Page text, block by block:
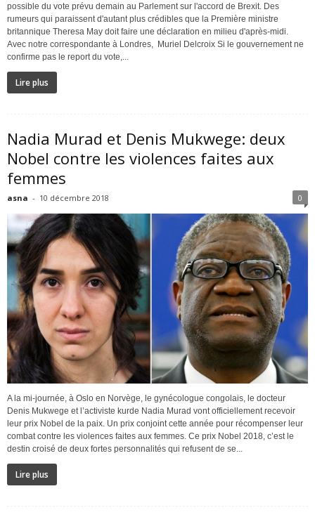
possible du vote prévu demain au Parlement sur l'accord de Brexit. Des
rumeurs qui paraissent d'autant plus crédibles que la Première ministre
britannique Theresa May doit faire une déclaration en milieu d'après-midi.
Avec notre correspondante à Londres, Muriel Delcroix Si le gouvernement ne
confirme pas le report du vote,...
Lire plus
Nadia Murad et Denis Mukwege: deux
Nobel contre les violences faites aux
femmes
asna - 10 décembre 2018 0
A la mi-journée, à Oslo en Norvège, le gynécologue congolais, le docteur
Denis Mukwege et l’activiste kurde Nadia Murad vont officiellement recevoir
leur prix Nobel de la paix. Un prix conjoint cette année pour récompenser leur
combat contre les violences faites aux femmes. Ce prix Nobel 2018, c’est le
destin croisé de deux fortes personnalités qui refusent de se...
Lire plus